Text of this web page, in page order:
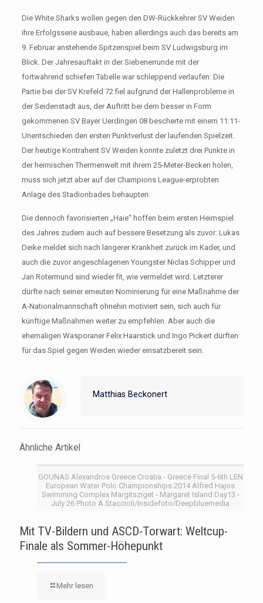
Die White Sharks wollen gegen den DW-Rückkehrer SV Weiden
ihre Erfolgsserie ausbaue, haben allerdings auch das bereits am
9. Februar anstehende Spitzenspiel beim SV Ludwigsburg im
Blick. Der Jahresauftakt in der Siebenerrunde mit der
fortwährend schiefen Tabelle war schleppend verlaufen: Die
Partie bei der SV Krefeld 72 fiel aufgrund der Hallenprobleme in
der Seidenstadt aus, der Auftritt bei dem besser in Form
gekommenen SV Bayer Uerdingen 08 bescherte mit einem 11:11-
Unentschieden den ersten Punktverlust der laufenden Spielzeit.
Der heutige Kontrahent SV Weiden konnte zuletzt drei Punkte in
der heimischen Thermenwelt mit ihrem 25-Meter-Becken holen,
muss sich jetzt aber auf der Champions League-erprobten
Anlage des Stadionbades behaupten.
Die dennoch favorisierten „Haie“ hoffen beim ersten Heimspiel
des Jahres zudem auch auf bessere Besetzung als zuvor: Lukas
Deike meldet sich nach längerer Krankheit zurück im Kader, und
auch die zuvor angeschlagenen Youngster Niclas Schipper und
Jan Rotermund sind wieder fit, wie vermeldet wird. Letzterer
dürfte nach seiner erneuten Nominierung für eine Maßnahme der
A-Nationalmannschaft ohnehin motiviert sein, sich auch für
künftige Maßnahmen weiter zu empfehlen. Aber auch die
ehemaligen Wasporaner Felix Haarstick und Ingo Pickert dürften
für das Spiel gegen Weiden wieder einsatzbereit sein.
Matthias Beckonert
Ähnliche Artikel
GOUNAS Alexandros Greece Croatia - Greece Final 5-6th LEN
European Water Polo Championships 2014 Alfred Hajos
Swimming Complex Margitsziget - Margaret Island Day13 -
July 26 Photo A.Staccioli/Insidefoto/Deepbluemedia
Mit TV-Bildern und ASCD-Torwart: Weltcup-
Finale als Sommer-Höhepunkt
Mehr lesen